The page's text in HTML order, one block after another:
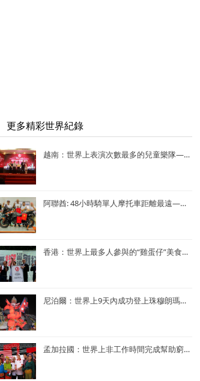
越南：世界上表演次數最多的兒童樂隊——Vo Thanh Trang School Marching Band
阿聯酋: 48小時騎單人摩托車距離最遠—— Lotfi Hamrouni
香港：世界上最多人參與的“雞蛋仔”美食活動——謝霆鋒陳奕迅香港“雞蛋仔”美食活動
尼泊爾：世界上9天內成功登上珠穆朗瑪峰次數最多—— Kame Sherpa
孟加拉國：世界上非工作時間完成幫助窮人的項目最多的央行行長——孟加拉央行行長Atiur Rahman博士
更多精彩世界紀錄